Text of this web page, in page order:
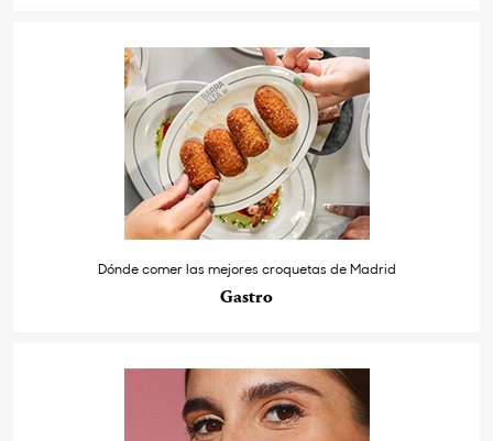
Dónde comer las mejores croquetas de Madrid
Gastro